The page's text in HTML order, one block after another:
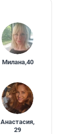
Милана,40
Анастасия,
29